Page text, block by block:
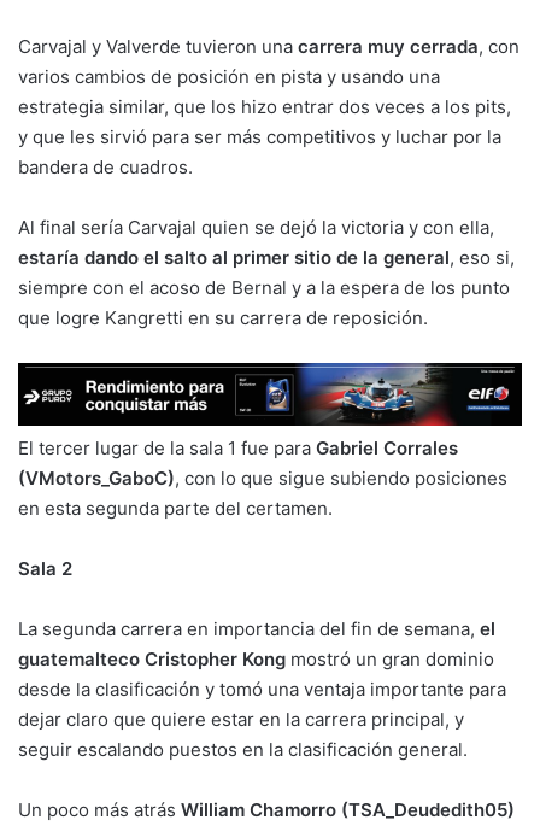
Carvajal y Valverde tuvieron una carrera muy cerrada, con
varios cambios de posición en pista y usando una
estrategia similar, que los hizo entrar dos veces a los pits,
y que les sirvió para ser más competitivos y luchar por la
bandera de cuadros.
Al final sería Carvajal quien se dejó la victoria y con ella,
estaría dando el salto al primer sitio de la general, eso si,
siempre con el acoso de Bernal y a la espera de los punto
que logre Kangretti en su carrera de reposición.
El tercer lugar de la sala 1 fue para Gabriel Corrales
(VMotors_GaboC), con lo que sigue subiendo posiciones
en esta segunda parte del certamen.
Sala 2
La segunda carrera en importancia del fin de semana, el
guatemalteco Cristopher Kong mostró un gran dominio
desde la clasificación y tomó una ventaja importante para
dejar claro que quiere estar en la carrera principal, y
seguir escalando puestos en la clasificación general.
Un poco más atrás William Chamorro (TSA_Deudedith05)